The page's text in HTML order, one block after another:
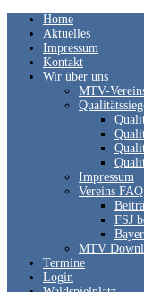
Home
Aktuelles
Impressum
Kontakt
Wir über uns
MTV-
Impressum
Vereins FAQ
FSJ
MTV
Termine
Login